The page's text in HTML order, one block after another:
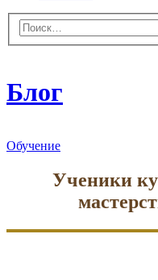
Меню
Поиск:
поиска
Блог
Обучение
Ученики